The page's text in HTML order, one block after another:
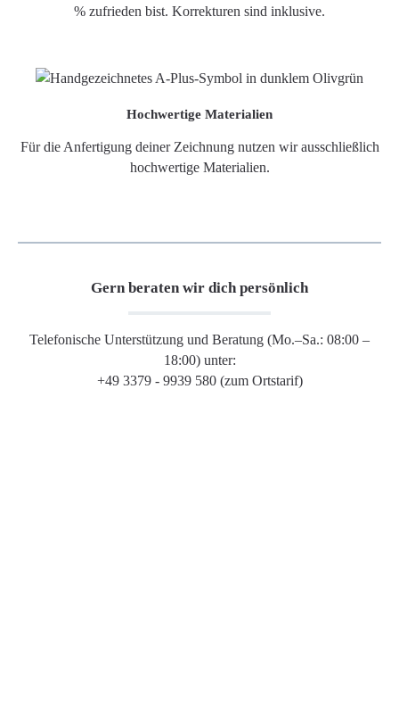
% zufrieden bist. Korrekturen sind inklusive.
Hochwertige Materialien
Für die Anfertigung deiner Zeichnung nutzen wir ausschließlich
hochwertige Materialien.
Gern beraten wir dich persönlich
Telefonische Unterstützung und Beratung (Mo.–Sa.: 08:00 –
18:00) unter:
+49 3379 - 9939 580 (zum Ortstarif)